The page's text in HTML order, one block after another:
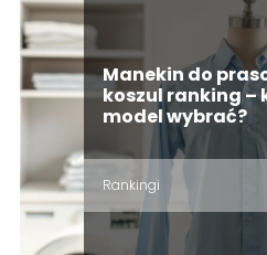
Manekin do
koszul ranking –
model wybrać?
Rankingi